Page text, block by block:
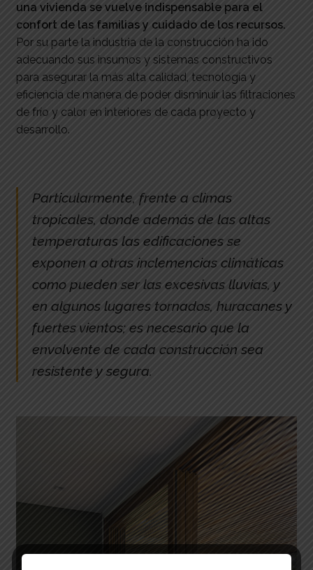
una vivienda se vuelve indispensable para el
confort de las familias y cuidado de los recursos.
Por su parte la industria de la construcción ha ido
adecuando sus insumos y sistemas constructivos
para asegurar la más alta calidad, tecnología y
eficiencia de manera de poder disminuir las filtraciones
de frío y calor en interiores de cada proyecto y
desarrollo.
Particularmente, frente a climas
tropicales, donde además de las altas
temperaturas las edificaciones se
exponen a otras inclemencias climáticas
como pueden ser las excesivas lluvias, y
en algunos lugares tornados, huracanes y
fuertes vientos; es necesario que la
envolvente de cada construcción sea
resistente y segura.